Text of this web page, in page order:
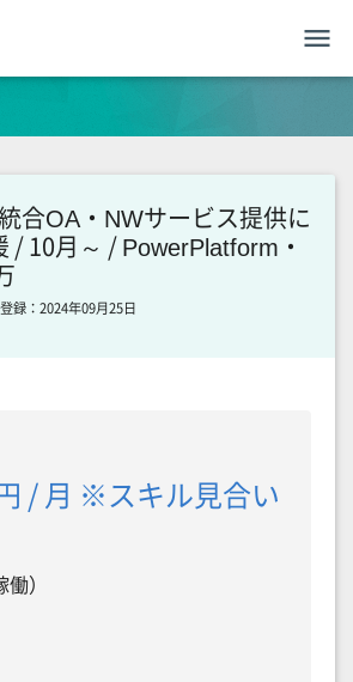
menu
合OA・NWサービス提供に
/ 10月～ / PowerPlatform・
登録：2024年09月25日
/ 月 ※スキル見合い
）